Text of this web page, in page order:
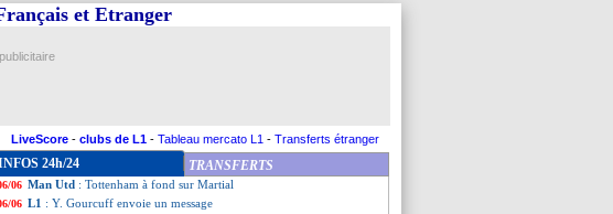
et Etranger
LiveScore - clubs de L1 - Tableau mercato L1 - Transferts étranger
24h/24 TRANSFERTS
06/06 Liverpool: Salah proposé au Barça ?
06/06 Bayern
06/06 Sporting : Jorge Jesus vers l'Arabie Saoudite
06 PSG: Guardiola évoque l'avenir de Neymar
06 Man Utd : Tottenham à fond sur Martial
06 L1 : Y. Gourcuff envoie un message